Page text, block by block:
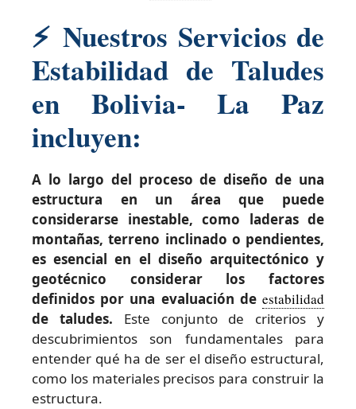
⚡ Nuestros Servicios de
Estabilidad de Taludes
en Bolivia- La Paz
incluyen:
A lo largo del proceso de diseño de una
estructura en un área que puede
considerarse inestable, como laderas de
montañas, terreno inclinado o pendientes,
es esencial en el diseño arquitectónico y
geotécnico considerar los factores
definidos por una evaluación de estabilidad
de taludes. Este conjunto de criterios y
descubrimientos son fundamentales para
entender qué ha de ser el diseño estructural,
como los materiales precisos para construir la
estructura.